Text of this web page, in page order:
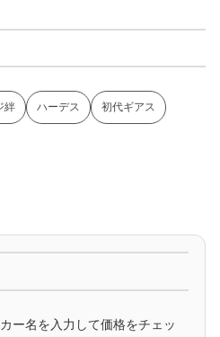
絆 ハーデス 初代ギアス
ー名を入力して価格をチェッ